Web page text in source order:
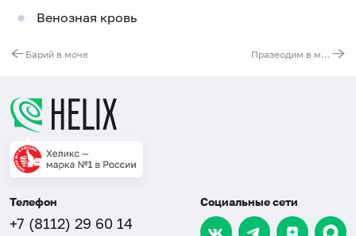
Венозная кровь
Барий в моче Празеодим в моче
Телефон
+7 (8112) 29 60 14
Социальные сети